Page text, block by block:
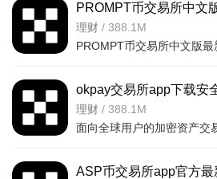
PROMPT币交易所中文
v6.165.0官方版
理财 / 388.1M
okpay交易所app下载安
最新版
理财 / 388.1M
ASP币交易所app官方最